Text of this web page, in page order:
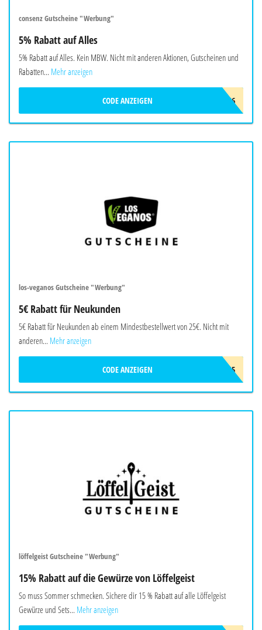
consenz Gutscheine "Werbung"
5% Rabatt auf Alles
5% Rabatt auf Alles. Kein MBW. Nicht mit anderen Aktionen, Gutscheinen und
Rabatten... Mehr anzeigen
CONSENZ_SOMMER_2026
CODE ANZEIGEN
los-veganos Gutscheine "Werbung"
5€ Rabatt für Neukunden
5€ Rabatt für Neukunden ab einem Mindestbestellwert von 25€. Nicht mit
anderen... Mehr anzeigen
LOS5
CODE ANZEIGEN
löffelgeist Gutscheine "Werbung"
15% Rabatt auf die Gewürze von Löffelgeist
So muss Sommer schmecken. Sichere dir 15 % Rabatt auf alle Löffelgeist
Gewürze und Sets... Mehr anzeigen